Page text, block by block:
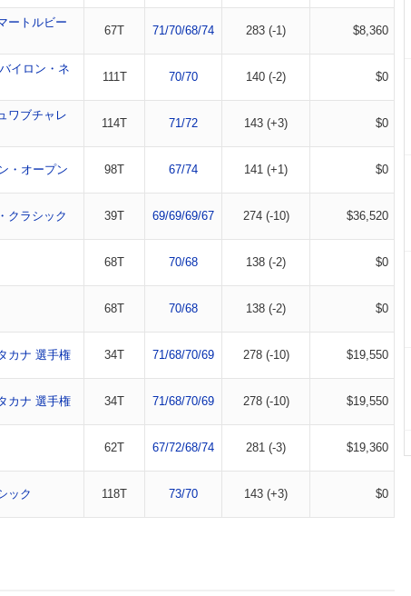
ートルビー
67T 71/70/68/74 283 (-1) $8,360
イロン・ネ
111T 70/70 140 (-2) $0
ワブチャレ
114T 71/72 143 (+3) $0
・オープン 98T 67/74 141 (+1) $0
クラシック 39T 69/69/69/67 274 (-10) $36,520
68T 70/68 138 (-2) $0
68T 70/68 138 (-2) $0
カナ 選手権 34T 71/68/70/69 278 (-10) $19,550
カナ 選手権 34T 71/68/70/69 278 (-10) $19,550
62T 67/72/68/74 281 (-3) $19,360
ック 118T 73/70 143 (+3) $0